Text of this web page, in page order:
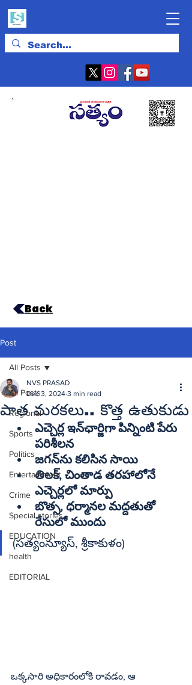
Back
Post
All Posts
Regional
Sports
Politics
Entertainment
Crime
Special stories
EDUCATION
health
EDITORIAL
All Posts
పాత మరకలు.. కొత్త ఉతుకుడు
NVS PRASAD
Dec 3, 2024 3 min read
ఎచ్చెర్ల ఇన్‌ఛార్జిగా పిన్నింటి పేరు
పరిశీలన
జగన్‌ను కలిసిన సాయి
తిలక్‌, చింతాడ తరహాలోనే
ఎచ్చెర్లలో మార్పు
బొత్స, ధర్మానల మద్దతుతో
రేసులో ముందు
(సత్యంన్యూస్‌, శ్రీకాకుళం)
ఒక్కసారి అధికారంలోకి రావడం, ఆ